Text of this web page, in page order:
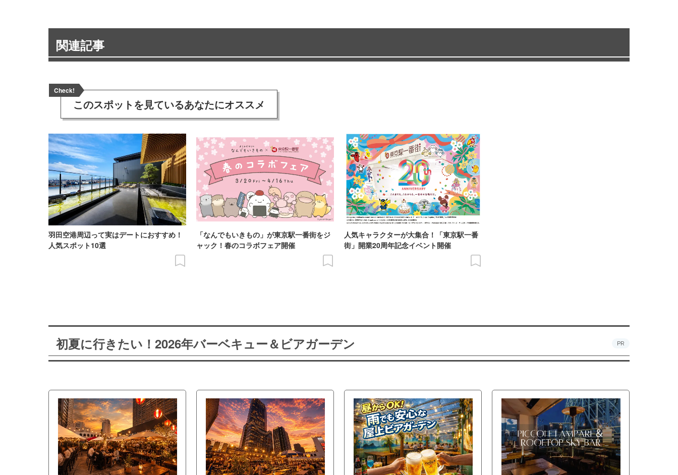
関連記事
Check!
このスポットを見ているあなたにオススメ
羽田空港周辺って実はデートにおすすめ！
人気スポット10選
「なんでもいきもの」が東京駅一番街をジ
ャック！春のコラボフェア開催
人気キャラクターが大集合！「東京駅一番
街」開業20周年記念イベント開催
初夏に行きたい！2026年バーベキュー＆ビアガーデン PR